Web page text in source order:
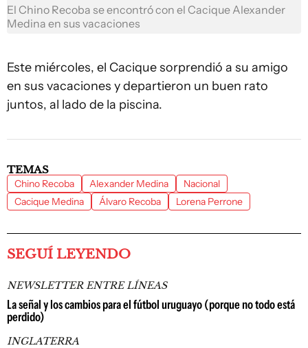
El Chino Recoba se encontró con el Cacique Alexander
Medina en sus vacaciones
Este miércoles, el Cacique sorprendió a su amigo
en sus vacaciones y departieron un buen rato
juntos, al lado de la piscina.
TEMAS
Chino Recoba Alexander Medina
Nacional
Cacique Medina
Álvaro Recoba Lorena Perrone
SEGUÍ LEYENDO
NEWSLETTER ENTRE LÍNEAS
La señal y los cambios para el fútbol uruguayo (porque no todo está
perdido)
INGLATERRA